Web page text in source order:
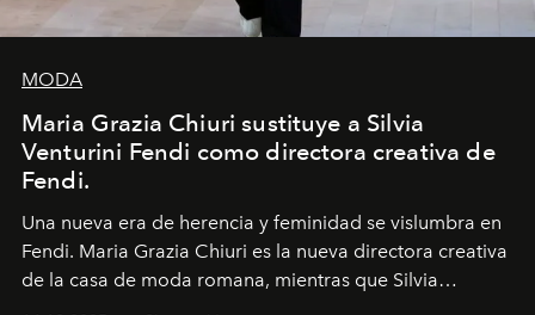
MODA
Maria Grazia Chiuri sustituye a Silvia
Venturini Fendi como directora creativa de
Fendi.
Una nueva era de herencia y feminidad se vislumbra en
Fendi. Maria Grazia Chiuri es la nueva directora creativa
de la casa de moda romana, mientras que Silvia